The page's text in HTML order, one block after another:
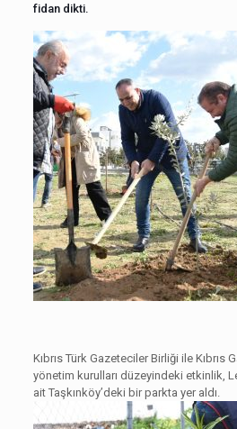
fidan dikti.
Kıbrıs Türk Gazeteciler Birliği ile Kıbrıs
yönetim kurulları düzeyindeki etkinlik,
ait Taşkınköy’deki bir parkta yer aldı.